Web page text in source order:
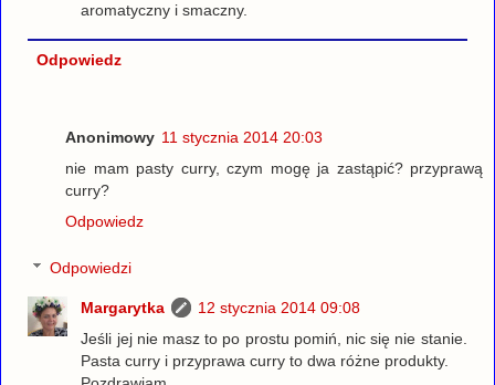
aromatyczny i smaczny.
Odpowiedz
Anonimowy 11 stycznia 2014 20:03
nie mam pasty curry, czym mogę ja zastąpić? przyprawą
curry?
Odpowiedz
Odpowiedzi
Margarytka
12 stycznia 2014 09:08
Jeśli jej nie masz to po prostu pomiń, nic się nie stanie.
Pasta curry i przyprawa curry to dwa różne produkty.